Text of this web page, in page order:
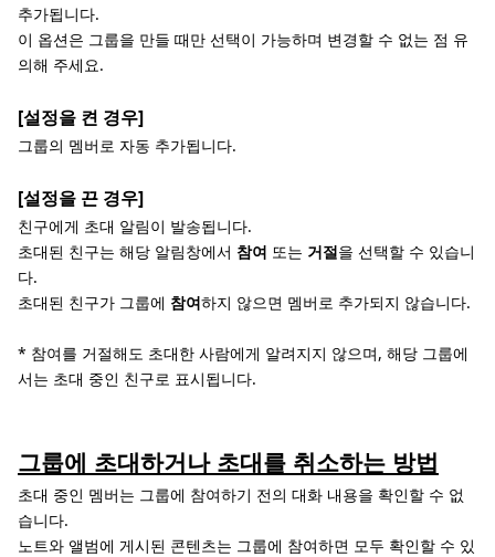
추가됩니다.
이 옵션은 그룹을 만들 때만 선택이 가능하며 변경할 수 없는 점 유
의해 주세요.
[설정을 켠 경우]
그룹의 멤버로 자동 추가됩니다.
[설정을 끈 경우]
친구에게 초대 알림이 발송됩니다.
초대된 친구는 해당 알림창에서 참여 또는 거절을 선택할 수 있습니
다.
초대된 친구가 그룹에 참여하지 않으면 멤버로 추가되지 않습니다.
* 참여를 거절해도 초대한 사람에게 알려지지 않으며, 해당 그룹에
서는 초대 중인 친구로 표시됩니다.
그룹에 초대하거나 초대를 취소하는 방법
초대 중인 멤버는 그룹에 참여하기 전의 대화 내용을 확인할 수 없
습니다.
노트와 앨범에 게시된 콘텐츠는 그룹에 참여하면 모두 확인할 수 있